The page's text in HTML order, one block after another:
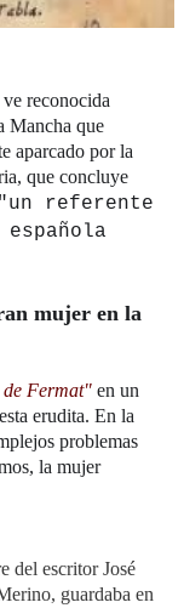
reconocida
Mancha que
aparcado por la
que concluye
"un referente
mujer en la
Fermat" en un
erudita. En la
problemas
la mujer
del escritor José
guardaba en